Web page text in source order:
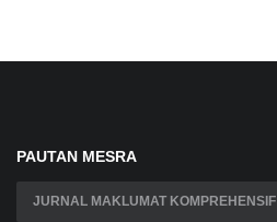
PAUTAN MESRA
JURNAL MAKLUMAT KOMPREHENSIF